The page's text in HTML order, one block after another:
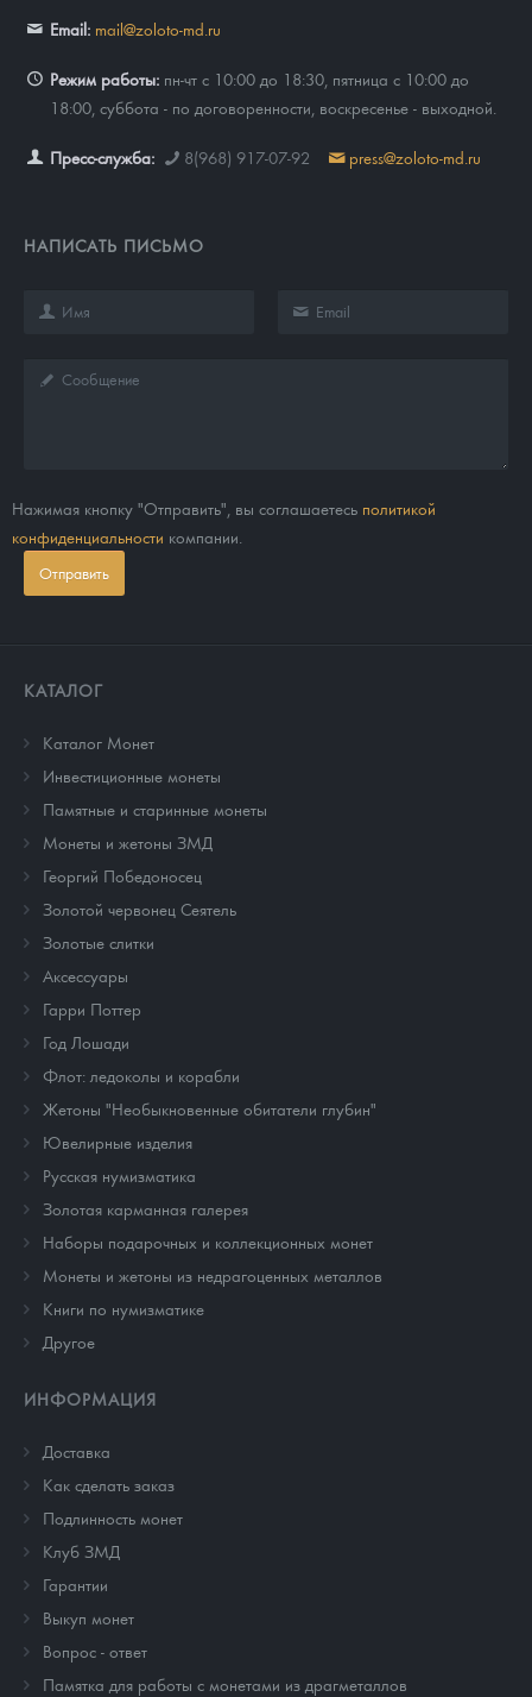
Email: mail@zoloto-md.ru
Режим работы: пн-чт с 10:00 до 18:30, пятница с 10:00 до
18:00, суббота - по договоренности, воскресенье - выходной.
Пресс-служба: 8(968) 917-07-92 press@zoloto-md.ru
НАПИСАТЬ ПИСЬМО
Нажимая кнопку "Отправить", вы соглашаетесь политикой
конфиденциальности компании.
Отправить
КАТАЛОГ
Каталог Монет
Инвестиционные монеты
Памятные и старинные монеты
Монеты и жетоны ЗМД
Георгий Победоносец
Золотой червонец Сеятель
Золотые слитки
Аксессуары
Гарри Поттер
Год Лошади
Флот: ледоколы и корабли
Жетоны "Необыкновенные обитатели глубин"
Ювелирные изделия
Русская нумизматика
Золотая карманная галерея
Наборы подарочных и коллекционных монет
Монеты и жетоны из недрагоценных металлов
Книги по нумизматике
Другое
ИНФОРМАЦИЯ
Доставка
Как сделать заказ
Подлинность монет
Клуб ЗМД
Гарантии
Выкуп монет
Вопрос - ответ
Памятка для работы с монетами из драгметаллов